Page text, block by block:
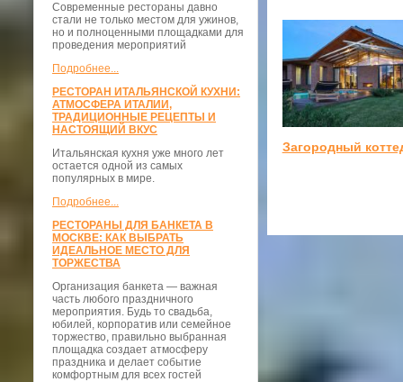
Современные рестораны давно
стали не только местом для ужинов,
но и полноценными площадками для
проведения мероприятий
Подробнее...
РЕСТОРАН ИТАЛЬЯНСКОЙ КУХНИ:
АТМОСФЕРА ИТАЛИИ,
ТРАДИЦИОННЫЕ РЕЦЕПТЫ И
НАСТОЯЩИЙ ВКУС
Итальянская кухня уже много лет
остается одной из самых
популярных в мире.
Подробнее...
РЕСТОРАНЫ ДЛЯ БАНКЕТА В
МОСКВЕ: КАК ВЫБРАТЬ
ИДЕАЛЬНОЕ МЕСТО ДЛЯ
ТОРЖЕСТВА
Организация банкета — важная
часть любого праздничного
мероприятия. Будь то свадьба,
юбилей, корпоратив или семейное
торжество, правильно выбранная
площадка создает атмосферу
праздника и делает событие
комфортным для всех гостей
Загородный